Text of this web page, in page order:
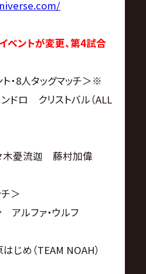
ベントが変更、第4試合
・8人タッグマッチ＞※
ロ クリストバル（ALL
憂流迦 藤村加偉
＞
アルファ・ウルフ
め（TEAM NOAH）